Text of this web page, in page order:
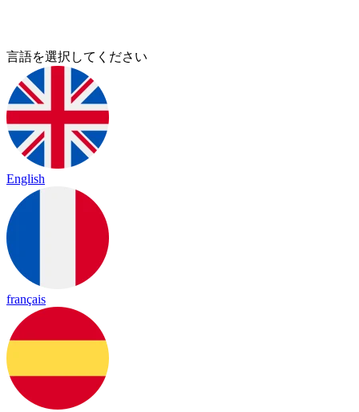
言語を選択してください
English
français